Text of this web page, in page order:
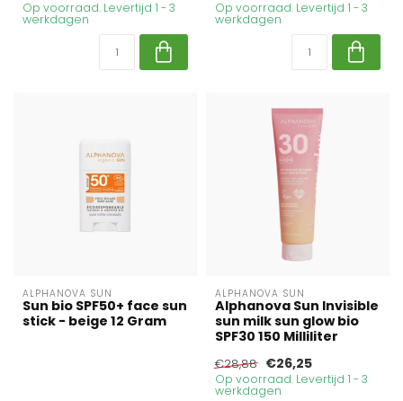
Op voorraad. Levertijd 1 - 3
werkdagen
Op voorraad. Levertijd 1 - 3
werkdagen
ALPHANOVA SUN
Sun bio SPF50+ face sun
stick - beige 12 Gram
ALPHANOVA SUN
Alphanova Sun Invisible
sun milk sun glow bio
SPF30 150 Milliliter
€28,88 €26,25
Op voorraad. Levertijd 1 - 3
werkdagen